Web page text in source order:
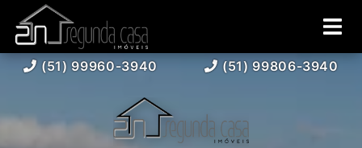
(51) 99960-3940 (51) 99806-3940